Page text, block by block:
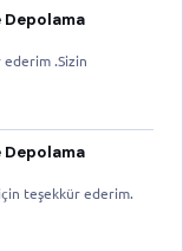
ederim .Sizin
teşekkür ederim.